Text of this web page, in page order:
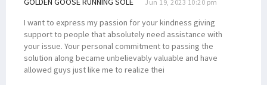
Jun 19, 2023 10:20 pm
I want to express my passion for your kindness giving
support to people that absolutely need assistance with
your issue. Your personal commitment to passing the
solution along became unbelievably valuable and have
allowed guys just like me to realize thei